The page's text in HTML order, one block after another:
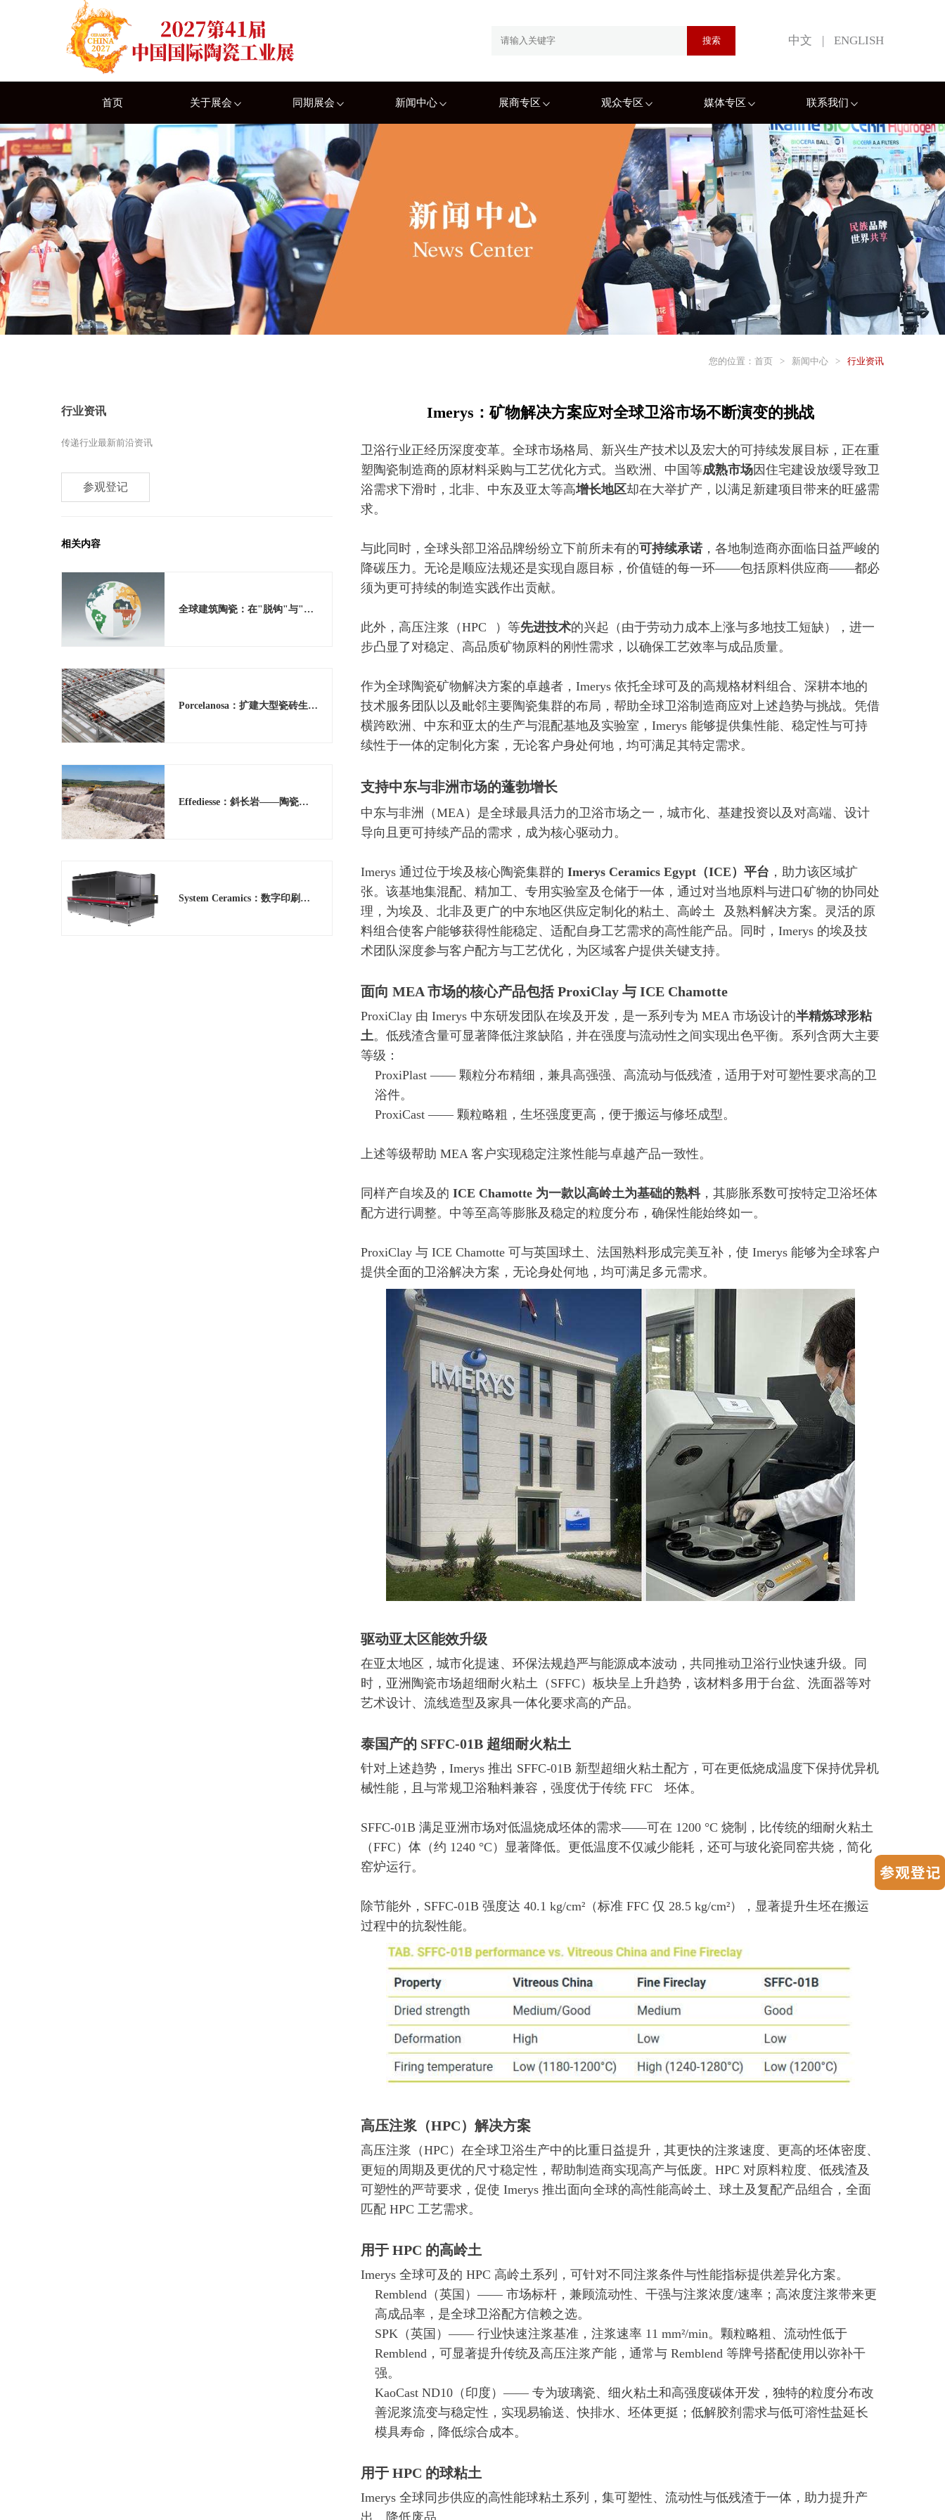
中文 | ENGLISH
首页 关于展会 同期展会 新闻中心 展商专区 观众专区 媒体专区 联系我们
您的位置： 首页 > 新闻中心 > 行业资讯
行业资讯
传递行业最新前沿资讯
参观登记
相关内容
全球建筑陶瓷：在"脱钩"与"重构"中寻找新航向
Porcelanosa：扩建大型瓷砖生产工厂
Effediesse：斜长岩——陶瓷坯体的新型原材料
System Ceramics：数字印刷的战略演变
Imerys：矿物解决方案应对全球卫浴市场不断演变的挑战
卫浴行业正经历深度变革。全球市场格局、新兴生产技术以及宏大的可持续发展目标，正在重
塑陶瓷制造商的原材料采购与工艺优化方式。当欧洲、中国等成熟市场因住宅建设放缓导致卫
浴需求下滑时，北非、中东及亚太等高增长地区却在大举扩产，以满足新建项目带来的旺盛需
求。
与此同时，全球头部卫浴品牌纷纷立下前所未有的可持续承诺，各地制造商亦面临日益严峻的
降碳压力。无论是顺应法规还是实现自愿目标，价值链的每一环——包括原料供应商——都必
须为更可持续的制造实践作出贡献。
此外，高压注浆（HPC ）等先进技术的兴起（由于劳动力成本上涨与多地技工短缺），进一
步凸显了对稳定、高品质矿物原料的刚性需求，以确保工艺效率与成品质量。
作为全球陶瓷矿物解决方案的卓越者，Imerys 依托全球可及的高规格材料组合、深耕本地的
技术服务团队以及毗邻主要陶瓷集群的布局，帮助全球卫浴制造商应对上述趋势与挑战。凭借
横跨欧洲、中东和亚太的生产与混配基地及实验室，Imerys 能够提供集性能、稳定性与可持
续性于一体的定制化方案，无论客户身处何地，均可满足其特定需求。
支持中东与非洲市场的蓬勃增长
中东与非洲（MEA）是全球最具活力的卫浴市场之一，城市化、基建投资以及对高端、设计
导向且更可持续产品的需求，成为核心驱动力。
Imerys 通过位于埃及核心陶瓷集群的Imerys Ceramics Egypt（ICE）平台 ，助力该区域扩
张。该基地集混配、精加工、专用实验室及仓储于一体，通过对当地原料与进口矿物的协同处
理，为埃及、北非及更广的中东地区供应定制化的粘土、 高岭土
及熟料解决方案。灵活的原
料组合使客户能够获得性能稳定、适配自身工艺需求的高性能产品。同时，Imerys 的埃及技
术团队深度参与客户配方与工艺优化，为区域客户提供关键支持。
面向 MEA 市场的核心产品包括 ProxiClay 与 ICE Chamotte
ProxiClay 由 Imerys 中东研发团队在埃及开发，是一系列专为 MEA 市场设计的半精炼球形粘
土。低残渣含量可显著降低注浆缺陷，并在强度与流动性之间实现出色平衡。系列含两大主要
等级：
ProxiPlast —— 颗粒分布精细，兼具高强强、高流动与低残渣，适用于对可塑性要求高的卫
浴件。
ProxiCast —— 颗粒略粗，生坯强度更高，便于搬运与修坯成型。
上述等级帮助 MEA 客户实现稳定注浆性能与卓越产品一致性。
同样产自埃及的ICE Chamotte 为一款以高岭土为基础的熟料，其膨胀系数可按特定卫浴坯体
配方进行调整。中等至高等膨胀及稳定的粒度分布，确保性能始终如一。
ProxiClay 与 ICE Chamotte 可与英国球土、法国熟料形成完美互补，使 Imerys 能够为全球客户
提供全面的卫浴解决方案，无论身处何地，均可满足多元需求。
驱动亚太区能效升级
在亚太地区，城市化提速、环保法规趋严与能源成本波动，共同推动卫浴行业快速升级。同
时，亚洲陶瓷市场超细耐火粘土（SFFC）板块呈上升趋势，该材料多用于台盆、洗面器等对
艺术设计、流线造型及家具一体化要求高的产品。
泰国产的 SFFC-01B 超细耐火粘土
针对上述趋势，Imerys 推出 SFFC-01B 新型超细火粘土配方，可在更低烧成温度下保持优异机
械性能，且与常规卫浴釉料兼容，强度优于传统FFC 坯体。
SFFC-01B 满足亚洲市场对低温烧成坯体的需求——可在 1200 °C 烧制，比传统的细耐火粘土
（FFC）体（约 1240 °C）显著降低。更低温度不仅减少能耗，还可与玻化瓷同窑共烧，简化
窑炉运行。
除节能外，SFFC-01B 强度达 40.1 kg/cm²（标准 FFC 仅 28.5 kg/cm²），显著提升生坯在搬运
过程中的抗裂性能。
高压注浆（HPC）解决方案
高压注浆（HPC）在全球卫浴生产中的比重日益提升，其更快的注浆速度、更高的坯体密度、
更短的周期及更优的尺寸稳定性，帮助制造商实现高产与低废。HPC 对原料粒度、低残渣及
可塑性的严苛要求，促使 Imerys 推出面向全球的高性能高岭土、球土及复配产品组合，全面
匹配 HPC 工艺需求。
用于 HPC 的高岭土
Imerys 全球可及的 HPC 高岭土系列，可针对不同注浆条件与性能指标提供差异化方案。
Remblend（英国）—— 市场标杆，兼顾流动性、干强与注浆浓度/速率；高浓度注浆带来更
高成品率，是全球卫浴配方信赖之选。
SPK（英国）—— 行业快速注浆基准，注浆速率 11 mm²/min。颗粒略粗、流动性低于
Remblend，可显著提升传统及高压注浆产能，通常与 Remblend 等牌号搭配使用以弥补干
强。
KaoCast ND10（印度）—— 专为玻璃瓷、细火粘土和高强度碳体开发，独特的粒度分布改
善泥浆流变与稳定性，实现易输送、快排水、坯体更挺；低解胶剂需求与低可溶性盐延长
模具寿命，降低综合成本。
用于 HPC 的球粘土
Imerys 全球同步供应的高性能球粘土系列，集可塑性、流动性与低残渣于一体，助力提升产
出、降低废品。